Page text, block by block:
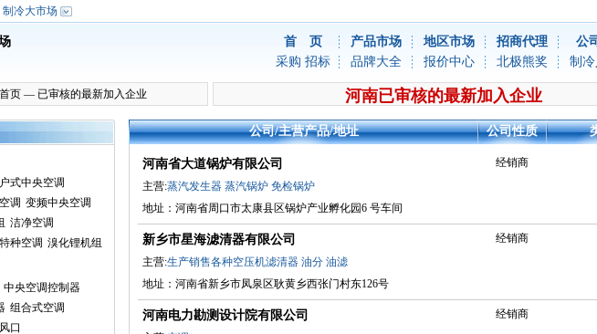
制冷大市场
首 页 产品市场 地区市场 招商代理 公
采购 招标 品牌大全 报价中心 北极熊奖 制
首页 — 已审核的最新加入企业 河南已审核的最新加入企业
户式中央空调
调 变频中央空调
洁净空调
特种空调 溴化锂机组
中央空调控制器
组合式空调
风口
公司/主营产品/地址 公司性质
河南省大道锅炉有限公司
主营:蒸汽发生器 蒸汽锅炉 免检锅炉
地址：河南省周口市太康县区锅炉产业孵化园6 号车间
经销商
新乡市星海滤清器有限公司
主营:生产销售各种空压机滤清器 油分 油滤
地址：河南省新乡市凤泉区耿黄乡西张门村东126号
经销商
河南电力勘测设计院有限公司 经销商